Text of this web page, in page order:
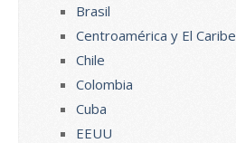
Brasil
Centroamérica y El Caribe
Chile
Colombia
Cuba
EEUU